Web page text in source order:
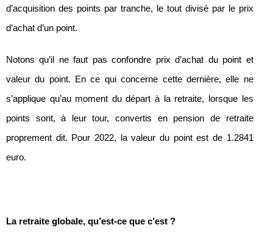
d’acquisition des points par tranche, le tout divisé par le prix
d’achat d’un point.
Notons qu’il ne faut pas confondre prix d’achat du point et
valeur du point. En ce qui concerne cette dernière, elle ne
s’applique qu’au moment du départ à la retraite, lorsque les
points sont, à leur tour, convertis en pension de retraite
proprement dit. Pour 2022, la valeur du point est de 1.2841
euro.
La retraite globale, qu’est-ce que c’est ?